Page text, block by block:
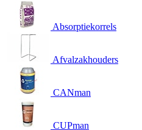
Absorptiekorrels
Afvalzakhouders
CANman
CUPman